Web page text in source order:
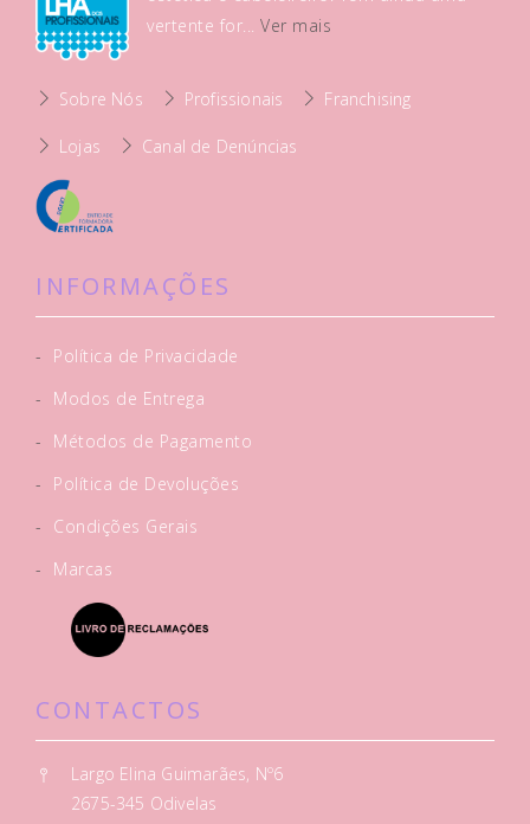
vertente for...Ver mais
Sobre Nós Profissionais Franchising
Lojas Canal de Denúncias
INFORMAÇÕES
-
Política de Privacidade
-
Modos de Entrega
-
Métodos de Pagamento
-
Política de Devoluções
-
Condições Gerais
-
Marcas
CONTACTOS
Largo Elina Guimarães, Nº6
2675-345 Odivelas